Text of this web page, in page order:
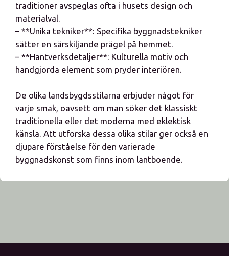
traditioner avspeglas ofta i husets design och
materialval.
– **Unika tekniker**: Specifika byggnadstekniker
sätter en särskiljande prägel på hemmet.
– **Hantverksdetaljer**: Kulturella motiv och
handgjorda element som pryder interiören.
De olika landsbygdsstilarna erbjuder något för
varje smak, oavsett om man söker det klassiskt
traditionella eller det moderna med eklektisk
känsla. Att utforska dessa olika stilar ger också en
djupare förståelse för den varierade
byggnadskonst som finns inom lantboende.